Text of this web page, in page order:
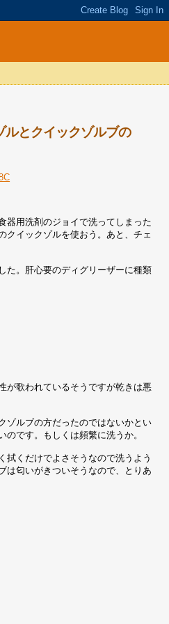
とクイックゾルブの
器用洗剤のジョイで洗ってしまった
クイックゾルを使おう。あと、チェ
た。肝心要のディグリーザーに種類
が歌われているそうですが乾きは悪
ゾルブの方だったのではないかとい
です。もしくは頻繁に洗うか。
拭くだけでよさそうなので洗うよう
は匂いがきついそうなので、とりあ